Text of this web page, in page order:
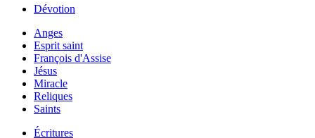
Dévotion
Anges
Esprit saint
François d'Assise
Jésus
Miracle
Reliques
Saints
Écritures